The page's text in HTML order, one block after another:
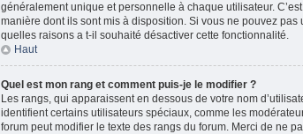
généralement unique et personnelle à chaque utilisateur.
manière dont ils sont mis à disposition. Si vous ne pouvez
quelles raisons a t-il souhaité désactiver cette fonctionnalité.
Haut
Quel est mon rang et comment puis-je le modifier ?
Les rangs, qui apparaissent en dessous de votre nom
identifient certains utilisateurs spéciaux, comme les
forum peut modifier le texte des rangs du forum. Merci de ne